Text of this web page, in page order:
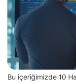
Bu içeriğimizde 10